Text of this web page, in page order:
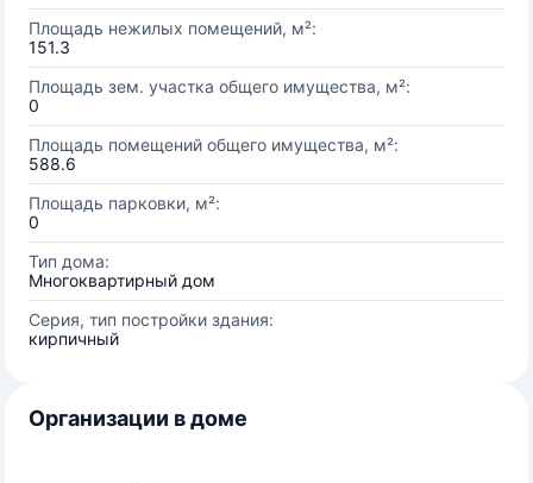
Площадь нежилых помещений, м²:
151.3
Площадь зем. участка общего имущества, м²:
0
Площадь помещений общего имущества, м²:
588.6
Площадь парковки, м²:
0
Тип дома:
Многоквартирный дом
Серия, тип постройки здания:
кирпичный
Организации в доме